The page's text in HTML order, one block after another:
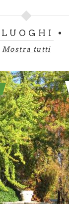
LUOGHI
Mostra tutti